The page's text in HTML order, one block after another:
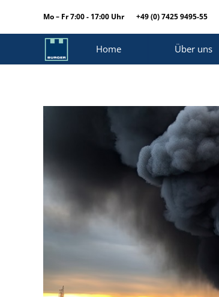
Mo – Fr 7:00 - 17:00 Uhr +49 (0) 7425 9495-55
Home Über uns